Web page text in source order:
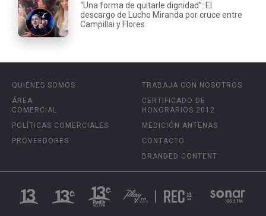
“Una forma de quitarle dignidad”: El
descargo de Lucho Miranda por cruce entre
Campillai y Flores
QUIÉNES SOMOS
ÁREA
COMERCIAL
POLÍTICAS COMERCIALES
PROVEEDORES
TRABAJA CON NOSOTROS
CERTIFICADO DE
HONORARIOS 2012
MEDICIÓN ANTENAS
CONTACTO
BRANDED CONTENT